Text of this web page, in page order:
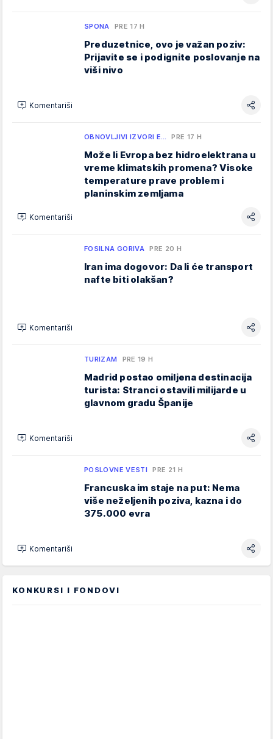
SPONA PRE 17 H
Preduzetnice, ovo je važan poziv:
Prijavite se i podignite poslovanje na
viši nivo
Komentariši
OBNOVLJIVI IZVORI E… PRE 17 H
Može li Evropa bez hidroelektrana u
vreme klimatskih promena? Visoke
temperature prave problem i
planinskim zemljama
Komentariši
FOSILNA GORIVA PRE 20 H
Iran ima dogovor: Da li će transport
nafte biti olakšan?
Komentariši
TURIZAM PRE 19 H
Madrid postao omiljena destinacija
turista: Stranci ostavili milijarde u
glavnom gradu Španije
Komentariši
POSLOVNE VESTI PRE 21 H
Francuska im staje na put: Nema
više neželjenih poziva, kazna i do
375.000 evra
Komentariši
KONKURSI I FONDOVI